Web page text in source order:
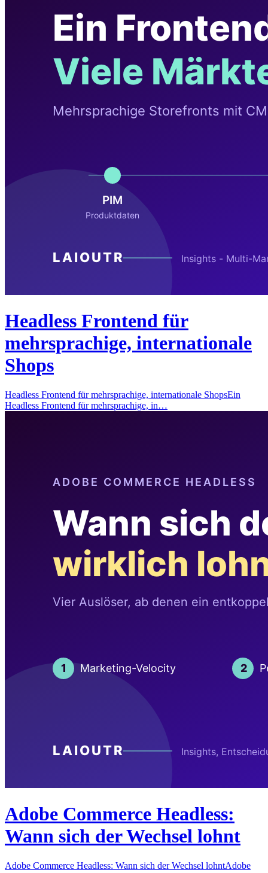
Headless Frontend für
mehrsprachige, internationale
Shops
Headless Frontend für mehrsprachige, internationale ShopsEin
Headless Frontend für mehrsprachige, in…
Adobe Commerce Headless:
Wann sich der Wechsel lohnt
Adobe Commerce Headless: Wann sich der Wechsel lohntAdobe